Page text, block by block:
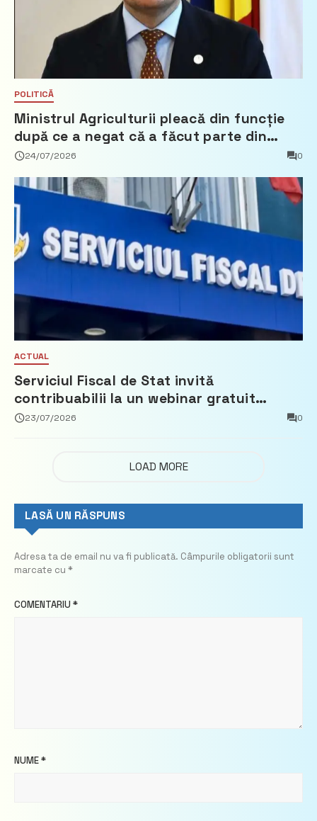
POLITICĂ
Ministrul Agriculturii pleacă din funcție
după ce a negat că a făcut parte din
Partidul Democrat
24/07/2026 0
ACTUAL
Serviciul Fiscal de Stat invită
contribuabilii la un webinar gratuit
privind calculul impozitului pe bunurile
23/07/2026 0
LOAD MORE
LASĂ UN RĂSPUNS
Adresa ta de email nu va fi publicată. Câmpurile obligatorii sunt
marcate cu *
COMENTARIU *
NUME*